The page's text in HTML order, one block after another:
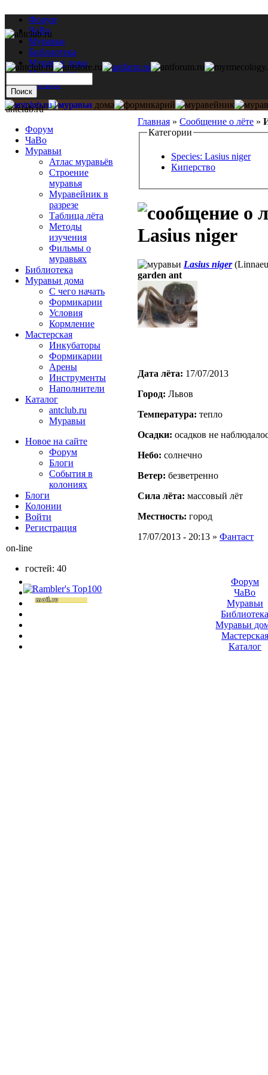
Форум
ЧаВо
Муравьи
Библиотека
Муравьи дома
Мастерская
Каталог
Главная » Сообщение о лёте »
Категории
Species: Lasius niger
Киперство
Lasius niger
Lasius niger
garden ant
Дата лёта: 17/07/2013
Город: Львов
Температура: тепло
Осадки: осадков не
Небо: солнечно
Ветер: безветренно
Сила лёта: массовый лёт
Местность: город
17/07/2013 - 20:13 » Фантаст
antclub.ru
Форум
ЧаВо
Муравьи
Атлас муравьёв
Строение
муравья
Муравейник в
разрезе
Таблица лёта
Методы
изучения
Фильмы о
муравьях
Библиотека
Муравьи дома
С чего начать
Формикарии
Условия
Кормление
Мастерская
Инкубаторы
Формикарии
Арены
Инструменты
Наполнители
Каталог
antclub.ru
Муравьи
Новое на сайте
Форум
Блоги
События в
колониях
Блоги
Колонии
Войти
Peгиcтpaция
on-line
гостей: 40
Форум
ЧаВо
Муравьи
Муравьи
Мастерская
Каталог